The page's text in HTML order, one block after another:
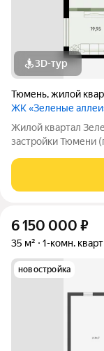
3D-тур
Тюмень,жилой
ЖК «Зеленые
Жилой квартал Зеленые аллеи
застройки Тюмени
малоэтажный
формат жилья.
6 150 000 ₽
35 м² 1-комн.
новостройка